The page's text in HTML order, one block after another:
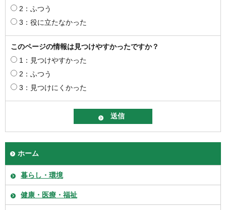
2：ふつう
3：役に立たなかった
このページの情報は見つけやすかったですか？
1：見つけやすかった
2：ふつう
3：見つけにくかった
ホーム
暮らし・環境
健康・医療・福祉